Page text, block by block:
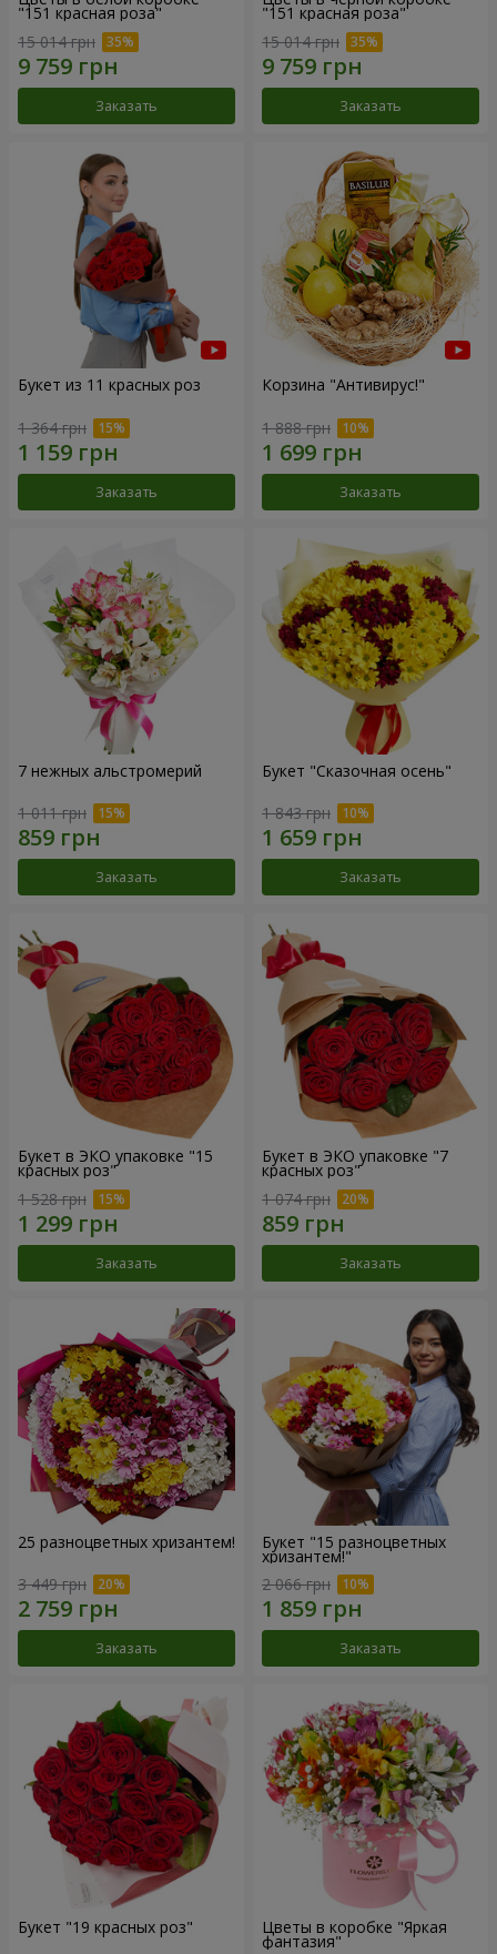
"151 красная роза"
15 014 грн
Заказать
"151 красная роза"
15 014 грн
Заказать
Букет из 11 красных роз
1 364 грн
Заказать
Корзина "Антивирус!"
1 888 грн
Заказать
7 нежных альстромерий
1 011 грн
Заказать
Букет "Сказочная осень"
1 843 грн
Заказать
Букет в ЭКО упаковке "15
красных роз"
1 528 грн
Заказать
Букет в ЭКО упаковке "7
красных роз"
1 074 грн
Заказать
25 разноцветных хризантем!
3 449 грн
Заказать
Букет "15 разноцветных
хризантем!"
2 066 грн
Заказать
Букет "19 красных роз" Цветы в коробке "Яркая
фантазия"